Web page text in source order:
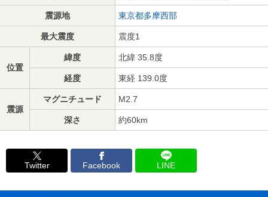
震源地 東京都多摩西部
最大震度 震度1
位置
緯度 北緯 35.8度
経度 東経 139.0度
震源
マグニチュード M2.7
深さ 約60km
Twitter Facebook LINE